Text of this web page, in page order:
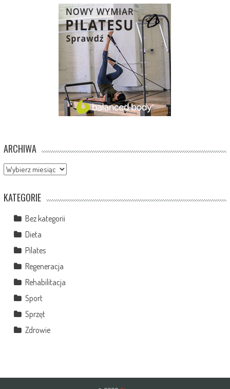
ARCHIWA
Archiwa
KATEGORIE
Bez kategorii
Dieta
Pilates
Regeneracja
Rehabilitacja
Sport
Sprzęt
Zdrowie